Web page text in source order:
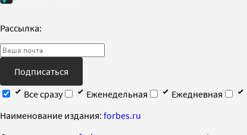
Рассылка:
Подписаться
Все сразу
Еженедельная Ежедневная
Наименование издания: forbes.ru